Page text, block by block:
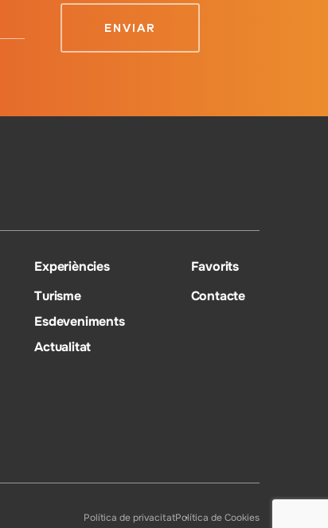
Experiències
Turisme
Esdeveniments
Actualitat
Favorits
Contacte
Política de privacitatPolítica de Cookies